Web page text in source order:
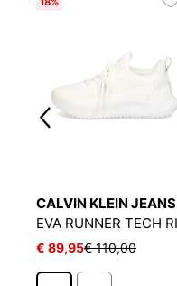
CALVIN KLEIN JEANS
€ 89,95€ 110,00